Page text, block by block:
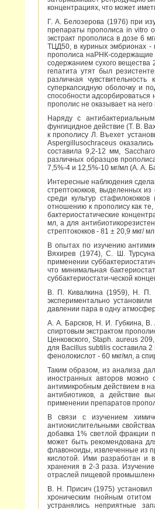
концентрациях, что может
Г. А. Белозерова (1976) при
препараты прополиса in vitro
экстракт прополиса в дозе 6
ТЦД50, в куриных эмбрионах
прополиса наРНК-содержащие
содержанием сухого вещества
гепатита утят был
различная
суперкапсидную оболочку и
способности адсорбироваться
прополис не оказывает на него
Наряду с
фунгицидное действие (Т. В.
к прополису Л. Въехет
Aspergillusochraceus
составила 9,2-12 мм,
различных образцов
7,5%-4 и 12,5%-10 мг/мл (А. А.
Интересные наблюдения
стрептококков, выделенных
среди культур
отношению к прополису как
бактериостатические
мл, а для
стрептококков - 81 ± 20,9 мкг/
В опытах по изучению
Вяхирев (1974), С. Ш.
применении
что минимальная
суббактериостати-ческой
В. П. Кивалкина (1959), Н. П.
экспериментально
давлении пара в одну
А. А. Барсков, Н. И. Губкина, В.
спиртовым экстрактом
Ценковского, Staph. aureus
для Bacillus subtilis составила
фенолокислот - 60 мкг/мл, а
Таким образом, из анализа
иностранных авторов
антимикробным действием в
антибиотиков, а действие
применении препаратов
В связи с изучением
антиокислительными
добавка 1% светлой фракции
может быть рекомендована
флавоноиды, извлеченные из
кислотой. Ими разработан и
хранения в 2-3 раза.
отраслей пищевой
В. Н. Присич (1975)
хроническим гнойным
устранялись неприятные